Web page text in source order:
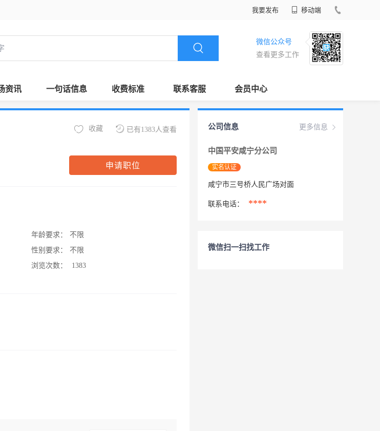
我要发布 移动端
微信公众号
查看更多工作
资讯 一句话信息 收费标准 联系客服 会员中心
已有1383人查看
收藏
申请职位
年龄要求：
不限
性别要求：
不限
浏览次数：
1383
更多信息
公司信息
中国平安咸宁分公司
实名认证
咸宁市三号桥人民广场对面
联系电话： ****
微信扫一扫找工作